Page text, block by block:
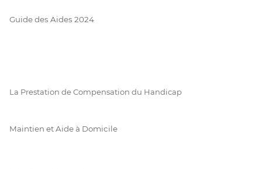
Guide des Aides 2024
La Prestation de Compensation du Handicap
Maintien et Aide à Domicile